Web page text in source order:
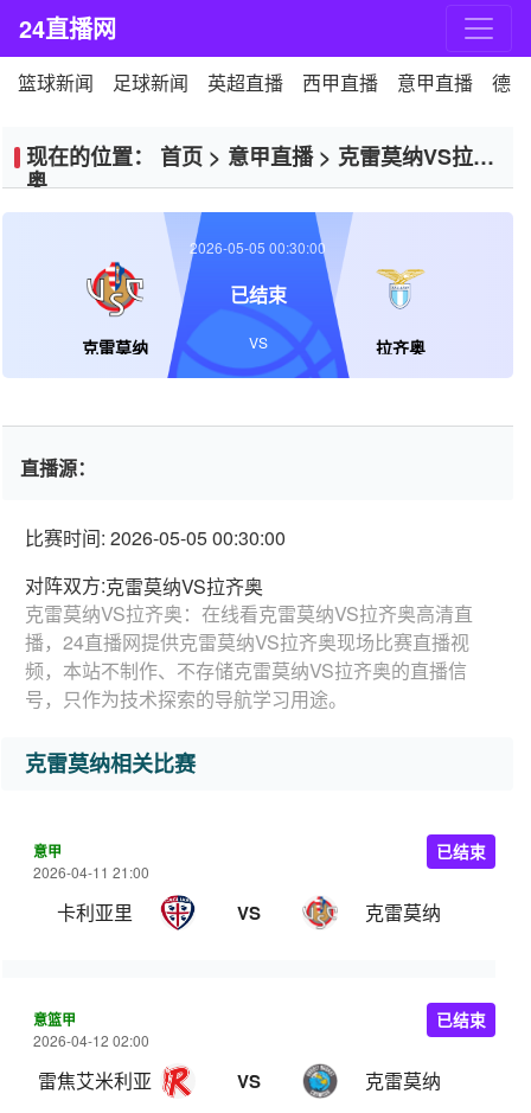
24直播网
篮球新闻 足球新闻 英超直播 西甲直播 意甲直播 德
现在的位置： 首页 > 意甲直播> 克雷莫纳VS拉齐
奥
克雷莫纳 拉齐奥
2026-05-05 00:30:00
已结束
VS
直播源：
比赛时间: 2026-05-05 00:30:00
对阵双方:克雷莫纳VS拉齐奥
克雷莫纳VS拉齐奥：在线看克雷莫纳VS拉齐奥高清直
播，24直播网提供克雷莫纳VS拉齐奥现场比赛直播视
频，本站不制作、不存储克雷莫纳VS拉齐奥的直播信
号，只作为技术探索的导航学习用途。
克雷莫纳相关比赛
意甲
2026-04-11 21:00
卡利亚里 VS 克雷莫纳
已结束
意篮甲
2026-04-12 02:00
雷焦艾米利亚 VS 克雷莫纳
已结束